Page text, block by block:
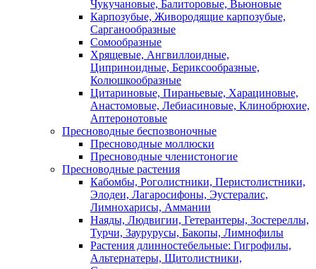
Чукучановые, Балиторовые, Вьюновые
Карпозубые, Живородящие карпозубые,
Сарганообразные
Сомообразные
Хрящевые, Ангвиллоидные,
Циприноидные, Бериксообразные,
Колюшкообразные
Цитариновые, Пираньевые, Харациновые,
Анастомовые, Лебиасиновые, Клинобрюхие,
Аптеронотовые
Пресноводные беспозвоночные
Пресноводные моллюски
Пресноводные членистоногие
Пресноводные растения
Кабомбы, Роголистники, Перистолистники,
Элодеи, Лагаросифоны, Эустералис,
Лимнохарисы, Аммании
Наяды, Людвигии, Гетерантеры, Зостереллы,
Турчи, Заурурусы, Бакопы, Лимнофилы
Растения длинностебельные: Гигрофилы,
Альтернатеры, Щитолистники,